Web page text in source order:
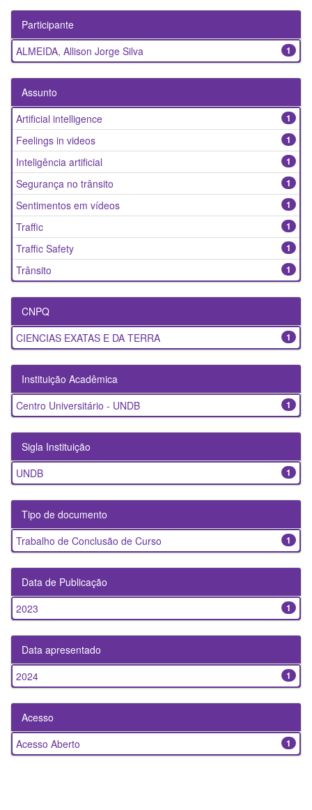
Participante
1
ALMEIDA, Allison Jorge Silva
Assunto
1
Artificial intelligence
1
Feelings in videos
1
Inteligência artificial
1
Segurança no trânsito
1
Sentimentos em vídeos
1
Traffic
1
Traffic Safety
1
Trânsito
CNPQ
1
CIENCIAS EXATAS E DA TERRA
Instituição Acadêmica
1
Centro Universitário - UNDB
Sigla Instituição
1
UNDB
Tipo de documento
1
Trabalho de Conclusão de Curso
Data de Publicação
1
2023
Data apresentado
1
2024
Acesso
1
Acesso Aberto